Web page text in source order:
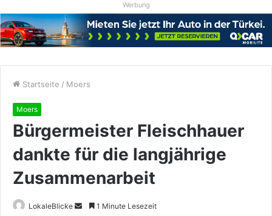
Werbung
Startseite / Moers
Moers
Bürgermeister Fleischhauer
dankte für die langjährige
Zusammenarbeit
LokaleBlicke
Sende1 Minute Lesezeit